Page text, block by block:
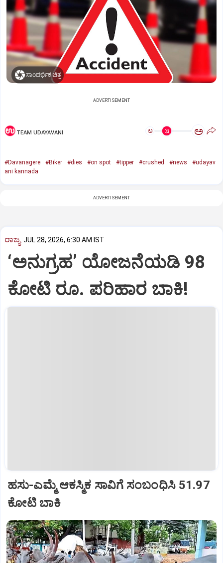
ಸಾಂದರ್ಭಿಕ ಚಿತ್ರ
ADVERTISEMENT
TEAM UDAYAVANI ಅ ಅ
#Davanagere #Biker #dies #on spot #tipper #crushed #news
#udayav
ani kannada
ADVERTISEMENT
ರಾಜ್ಯ JUL 28, 2026, 6:30 AM IST
‘ಅನುಗ್ರಹ’ ಯೋಜನೆಯಡಿ 98
ಕೋಟಿ ರೂ. ಪರಿಹಾರ ಬಾಕಿ!
ಹಸು-ಎಮ್ಮೆ ಆಕಸ್ಮಿಕ ಸಾವಿಗೆ ಸಂಬಂಧಿಸಿ 51.97
ಕೋಟಿ ಬಾಕಿ